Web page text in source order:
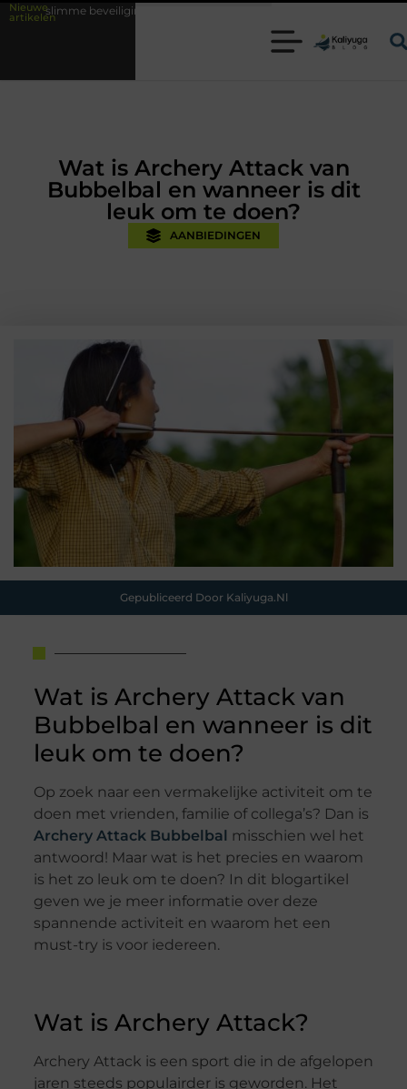
Nieuwe
artikelen met kennis uit de praktijk
Wat is Archery Attack van
Bubbelbal en wanneer is dit
leuk om te doen?
AANBIEDINGEN
Gepubliceerd Door Kaliyuga.nl
Wat is Archery Attack van
Bubbelbal en wanneer is dit
leuk om te doen?
Op zoek naar een vermakelijke activiteit om te
doen met vrienden, familie of collega’s? Dan is
Archery Attack Bubbelbal misschien wel het
antwoord! Maar wat is het precies en waarom
is het zo leuk om te doen? In dit blogartikel
geven we je meer informatie over deze
spannende activiteit en waarom het een
must-try is voor iedereen.
Wat is Archery Attack?
Archery Attack is een sport die in de afgelopen
jaren steeds populairder is geworden. Het